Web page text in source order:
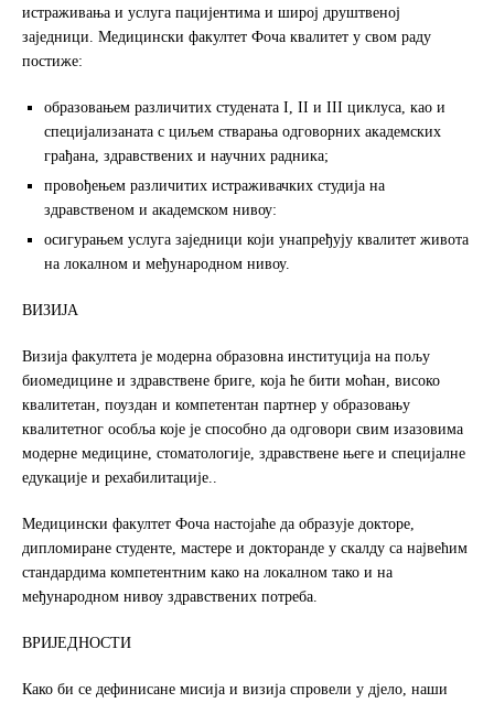
истраживања и услуга пацијентима и широј друштвеној
заједници. Медицински факултет Фоча квалитет у свом раду
постиже:
образовањем различитих студената I, II и III циклуса, као и
специјализаната с циљем стварања одговорних академских
грађана, здравствених и научних радника;
провођењем различитих истраживачких студија на
здравственом и академском нивоу:
осигурањем услуга заједници који унапређују квалитет живота
на локалном и међународном нивоу.
ВИЗИЈА
Визија факултета је модерна образовна институција на пољу
биомедицине и здравствене бриге, која ће бити моћан, високо
квалитетан, поуздан и компетентан партнер у образовању
квалитетног особља које је способно да одговори свим изазовима
модерне медицине, стоматологије, здравствене његе и специјалне
едукације и рехабилитације..
Медицински факултет Фоча настојаће да образује докторе,
дипломиране студенте, мастере и докторанде у скалду са највећим
стандардима компетентним како на локалном тако и на
међународном нивоу здравствених потреба.
ВРИЈЕДНОСТИ
Како би се дефинисане мисија и визија спровели у дјело, наши